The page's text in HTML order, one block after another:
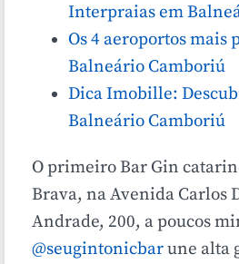
Interpraias em
Os 4 aeroportos mais
Balneário Camboriú
Dica Imobille:
Balneário Camboriú
O primeiro Bar Gin
Brava, na Avenida Carlos
Andrade, 200, a poucos
@seugintonicbarune alta